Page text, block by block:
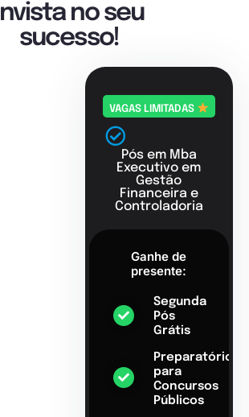
Invista no seu
sucesso!
VAGAS LIMITADAS
Pós em Mba
Executivo em
Gestão
Financeira e
Controladoria
Ganhe de
presente:
Segunda
Pós
Grátis
Preparatório
para
Concursos
Públicos